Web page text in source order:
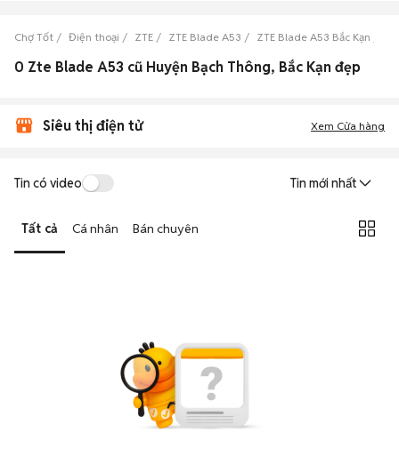
Chợ Tốt Điện thoại ZTE ZTE Blade A53 ZTE Blade A53 Bắc Kạn
0 Zte Blade A53 cũ Huyện Bạch Thông, Bắc Kạn đẹp
Siêu thị điện tử Xem Cửa hàng
Tin có video Tin mới nhất
Tất cả Cá nhân Bán chuyên